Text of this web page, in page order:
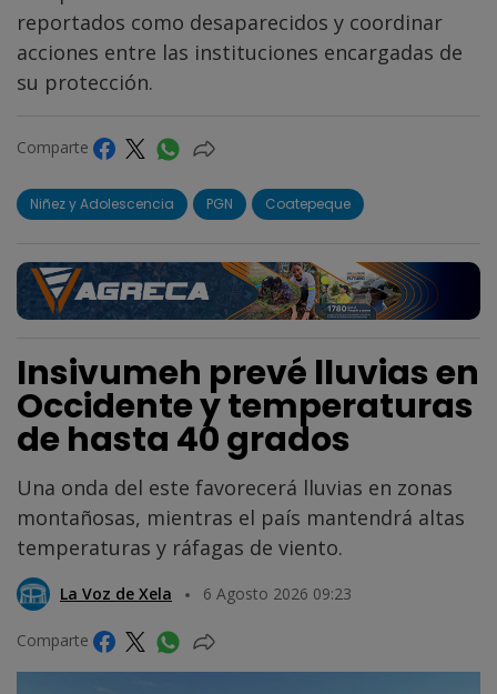
reportados como desaparecidos y coordinar
acciones entre las instituciones encargadas de
su protección.
Comparte
Niñez y Adolescencia PGN Coatepeque
Insivumeh prevé lluvias en
Occidente y temperaturas
de hasta 40 grados
Una onda del este favorecerá lluvias en zonas
montañosas, mientras el país mantendrá altas
temperaturas y ráfagas de viento.
La Voz de Xela 6 Agosto 2026 09:23
Comparte